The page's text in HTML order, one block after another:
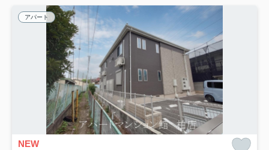
アパート
NEW